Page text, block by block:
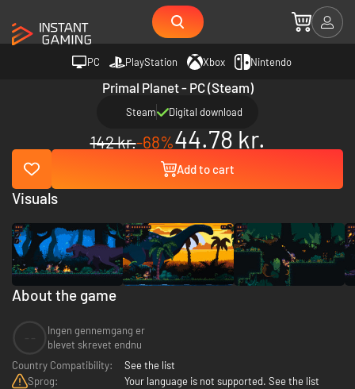
PC PlayStation Xbox Nintendo
Primal Planet - PC (Steam)
Steam Digital download
142 kr.-68%44.78 kr.
Add to cart
About the game
Ingen gennemgang er
blevet skrevet endnu
Country Compatibility:
See the list
Sprog:
Your language is not supported. See the list
Visuals